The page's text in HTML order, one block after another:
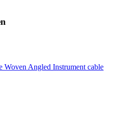
Angled Instrument cable